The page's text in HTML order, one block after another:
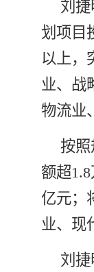
刘
划项目
以上，
业、战
物流业
按照
额超
亿元；
业、现
刘